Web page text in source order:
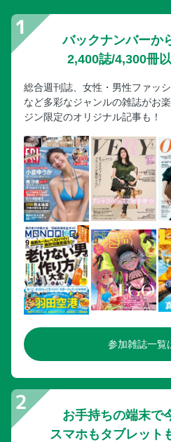
バックナンバーか
2,400誌/4,300冊
総合週刊誌、女性・男性ファッ
など多彩なジャンルの雑誌がお
ジン限定のオリジナル記事も！
参加雑誌一覧
お手持ちの端末で
スマホもタブレット